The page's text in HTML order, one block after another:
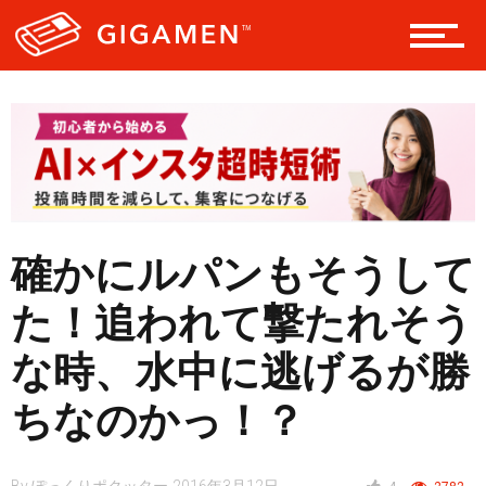
レジャー
ヘルス・健康
スタイル
仮想通貨
スマートフォン
確かにルパンもそうして
た！追われて撃たれそう
な時、水中に逃げるが勝
ちなのかっ！？